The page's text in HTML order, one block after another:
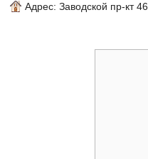
Адрес: Заводской пр-кт 46